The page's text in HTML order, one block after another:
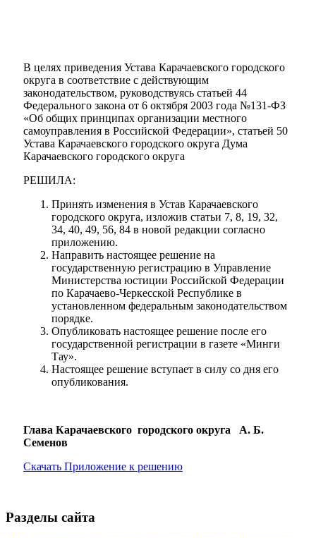
В целях приведения Устава Карачаевского городского
округа в соответствие с действующим
законодательством, руководствуясь статьей 44
Федерального закона от 6 октября 2003 года №131-ФЗ
«Об общих принципах организации местного
самоуправления в Российской Федерации», статьей 50
Устава Карачаевского городского округа Дума
Карачаевского городского округа
РЕШИЛА:
Принять изменения в Устав Карачаевского
городского округа, изложив статьи 7, 8, 19, 32,
34, 40, 49, 56, 84 в новой редакции согласно
приложению.
Направить настоящее решение на
государственную регистрацию в Управление
Министерства юстиции Российской Федерации
по Карачаево-Черкесской Республике в
установленном федеральным законодательством
порядке.
Опубликовать настоящее решение после его
государственной регистрации в газете «Минги
Тау».
Настоящее решение вступает в силу со дня его
опубликования.
Глава Карачаевского городского округа А. Б.
Семенов
Скачать Приложение к решению
Разделы сайта